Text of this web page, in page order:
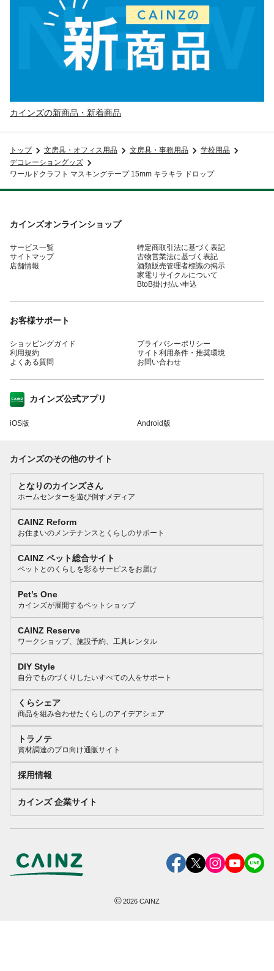
カインズの新商品・新着商品
トップ 文房具・オフィス用品 文房具・事務用品
学校用品
デコレーショングッズ
ワールドクラフト マスキングテープ 15mm キラキラ ドロップ
カインズオンラインショップ
サービス一覧
サイトマップ
店舗情報
特定商取引法に基づく表記
古物営業法に基づく表記
酒類販売管理者標識の掲示
家電リサイクルについて
BtoB掛け払い申込
お客様サポート
ショッピングガイド
利用規約
よくある質問
プライバシーポリシー
サイト利用条件・推奨環境
お問い合わせ
カインズ公式アプリ
iOS版 Android版
カインズのその他のサイト
となりのカインズさん
ホームセンターを遊び倒すメディア
CAINZ Reform
お住まいのメンテナンスとくらしのサポート
CAINZ ペット総合サイト
ペットとのくらしを彩るサービスをお届け
Pet’s One
カインズが展開するペットショップ
CAINZ Reserve
ワークショップ、施設予約、工具レンタル
DIY Style
自分でものづくりしたいすべての人をサポート
くらシェア
商品を組み合わせたくらしのアイデアシェア
トラノテ
資材調達のプロ向け通販サイト
採用情報
カインズ 企業サイト
©2026 CAINZ